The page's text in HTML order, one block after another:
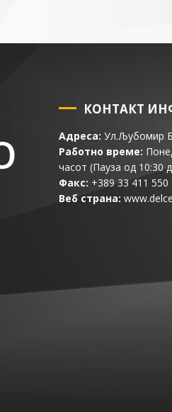
КОНТАКТ
Адреса: Ул.Љубомир
Работно време:
часот (Пауза од 10:30
Факс: +389 33 411 550
Веб страна: